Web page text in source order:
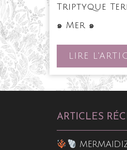
Triptyque
๑ Mer ๑
de
•
Terre
๑
Air
๑
LIRE
ARTICLES